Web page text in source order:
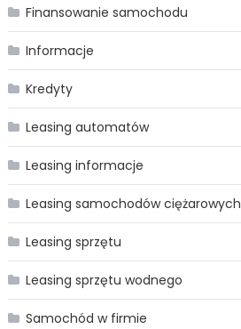
Finansowanie samochodu
Informacje
Kredyty
Leasing automatów
Leasing informacje
Leasing samochodów ciężarowych
Leasing sprzętu
Leasing sprzętu wodnego
Samochód w firmie